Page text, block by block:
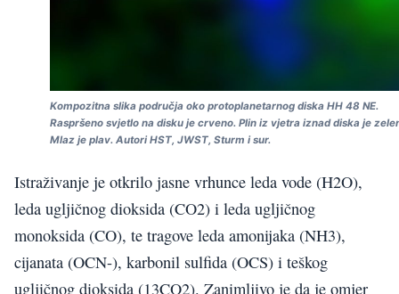
Kompozitna slika područja oko protoplanetarnog diska HH 48 NE.
Raspršeno svjetlo na disku je crveno. Plin iz vjetra iznad diska je
Mlaz je plav. Autori HST, JWST, Sturm i sur.
Istraživanje je otkrilo jasne vrhunce leda vode (H2O),
leda ugljičnog dioksida (CO2) i leda ugljičnog
monoksida (CO), te tragove leda amonijaka (NH3),
cijanata (OCN-), karbonil sulfida (OCS) i teškog
ugljičnog dioksida (13CO2). Zanimljivo je da je omjer